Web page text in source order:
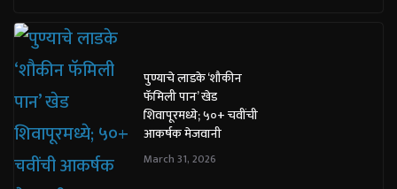
पुण्याचे लाडके ‘शौकीन
फॅमिली पान’ खेड
शिवापूरमध्ये; ५०+ चवींची
आकर्षक मेजवानी
March 31, 2026